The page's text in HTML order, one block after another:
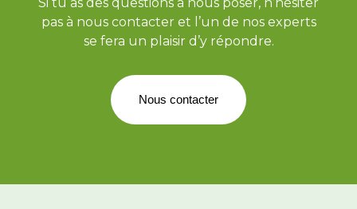
pas à nous contacter et l’un de nos experts
se fera un plaisir d’y répondre.
Nous contacter